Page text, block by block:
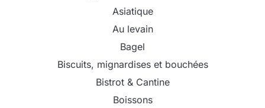
Asiatique
Au levain
Bagel
Biscuits, mignardises et bouchées
Bistrot & Cantine
Boissons